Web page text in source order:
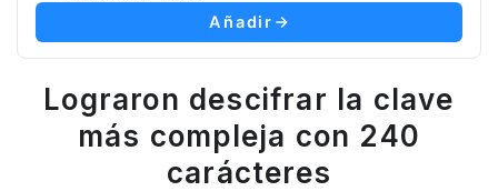
Añadir
Lograron descifrar la clave
más compleja con 240
carácteres